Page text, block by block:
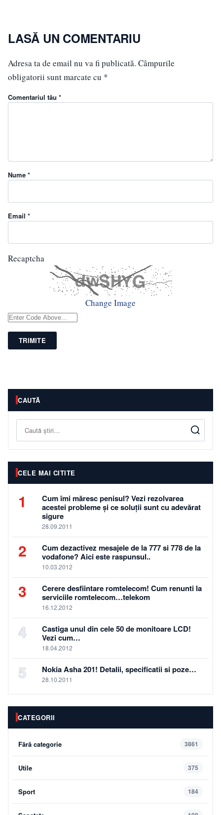
LASĂ UN COMENTARIU
Adresa ta de email nu va fi publicată. Câmpurile
obligatorii sunt marcate cu *
Comentariul tău *
Nume *
Email *
Recaptcha
Change Image
TRIMITE
CAUTĂ
Caută
CELE MAI CITITE
1
Cum îmi măresc penisul? Vezi rezolvarea
acestei probleme și ce soluții sunt cu adevărat
sigure
28.09.2011
2
Cum dezactivez mesajele de la 777 si 778 de la
vodafone? Aici este raspunsul..
10.03.2012
3
Cerere desfiintare romtelecom! Cum renunti la
serviciile romtelecom…telekom
16.12.2012
4
Castiga unul din cele 50 de monitoare LCD!
Vezi cum…
18.04.2012
5 Nokia Asha 201! Detalii, specificatii si poze…
28.10.2011
CATEGORII
Fără categorie 3861
Utile 375
Sport 184